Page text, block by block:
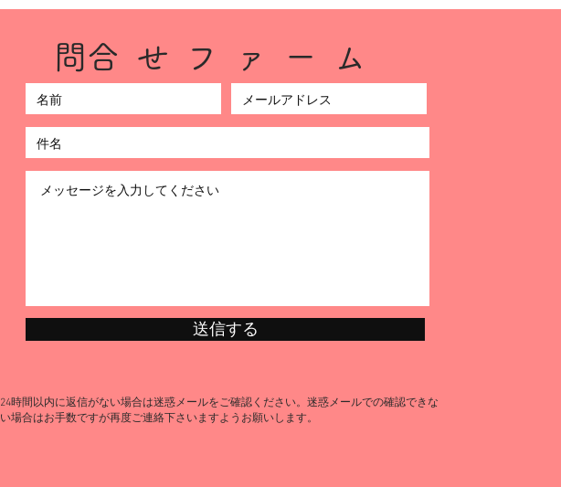
​問合せファーム
送信する
24時間以内に返信がない場合は迷惑メールをご確認ください。迷惑メールでの確認できな
い場合はお手数ですが再度ご連絡下さいますようお願いします。